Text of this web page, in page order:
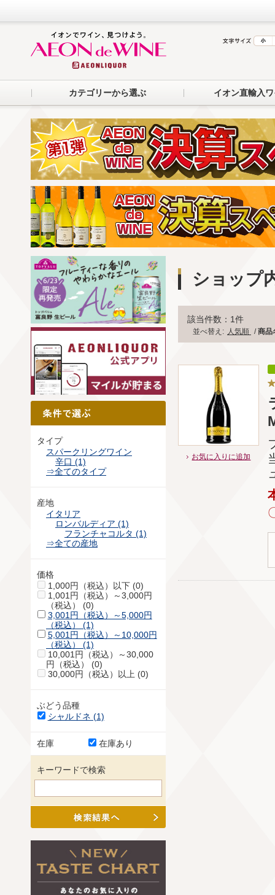
カテゴリーから選ぶ イオン直輸入
ショップ
該当件数：1件
並べ替え: 人気順 /商
お気に入りに追加
タイプ
スパークリングワイン
辛口 (1)
⇒全てのタイプ
産地
イタリア
ロンバルディア (1)
フランチャコルタ (1)
⇒全ての産地
価格
1,000円（税込）以下 (0)
1,001円（税込）～3,000円
（税込） (0)
3,001円（税込）～5,000円
（税込） (1)
5,001円（税込）～10,000円
（税込） (1)
10,001円（税込）～30,000
円（税込） (0)
30,000円（税込）以上 (0)
ぶどう品種
シャルドネ (1)
在庫 在庫あり
キーワードで検索